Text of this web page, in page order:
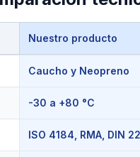
Nuestro producto
Caucho y Neopreno
-30 a +80 °C
ISO 4184, RMA, DIN